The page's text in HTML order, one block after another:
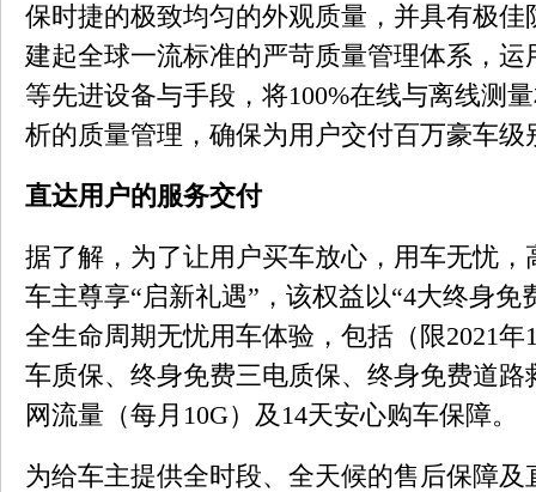
保时捷的极致均匀的外观质量，并具有极
建起全球一流标准的严苛质量管理体系，
等先进设备与手段，将100%在线与离线测
析的质量管理，确保为用户交付百万豪车级
直达用户的服务交付
据了解，为了让用户买车放心，用车无忧
车主尊享“启新礼遇”，该权益以“4大终身
全生命周期无忧用车体验，包括（限2021
车质保、终身免费三电质保、终身免费道
网流量（每月10G）及14天安心购车保障。
为给车主提供全时段、全天候的售后保障